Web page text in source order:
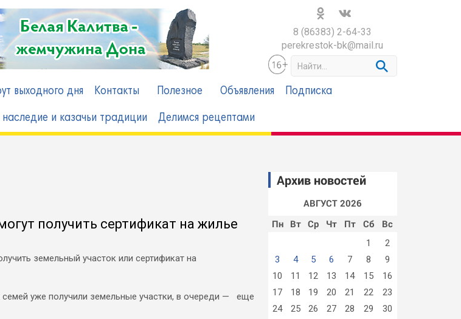
8 (86383) 2-64-33
perekrestok-bk@mail.ru
a
выходного дня Контакты Полезное Объявления Подписка
наследие и казачьи традиции Делимся рецептами
получить сертификат на жилье
земельный участок или сертификат на
уже получили земельные участки, в очереди — еще
Архив новостей
АВГУСТ 2026
Пн
Вт Ср Чт Пт Сб Вс
1
2
3
4 5 6 7 8
9
10
11 12 13 14 15
16
17
18 19 20 21 22
23
24
25 26 27 28 29
30